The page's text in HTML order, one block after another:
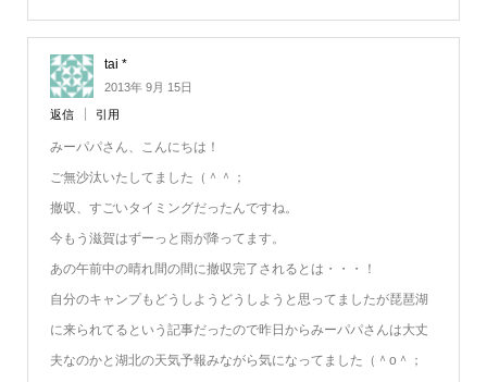
tai *
2013年 9月 15日
返信 引用
みーパパさん、こんにちは！
ご無沙汰いたしてました（＾＾；
撤収、すごいタイミングだったんですね。
今もう滋賀はずーっと雨が降ってます。
あの午前中の晴れ間の間に撤収完了されるとは・・・！
自分のキャンプもどうしようどうしようと思ってましたが琵琶湖
に来られてるという記事だったので昨日からみーパパさんは大丈
夫なのかと湖北の天気予報みながら気になってました（＾o＾；